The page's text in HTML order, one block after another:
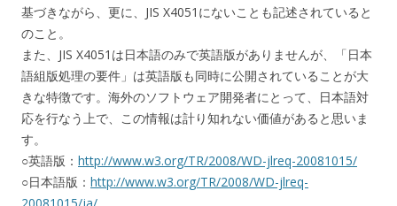
基づきながら、更に、JIS X4051にないことも記述されていると
のこと。
また、JIS X4051は日本語のみで英語版がありませんが、「日本
語組版処理の要件」は英語版も同時に公開されていることが大
きな特徴です。海外のソフトウェア開発者にとって、日本語対
応を行なう上で、この情報は計り知れない価値があると思いま
す。
○英語版： http://www.w3.org/TR/2008/WD-jlreq-20081015/
○日本語版： http://www.w3.org/TR/2008/WD-jlreq-
20081015/ja/